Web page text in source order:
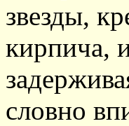
звезды,
кирпича,
словно